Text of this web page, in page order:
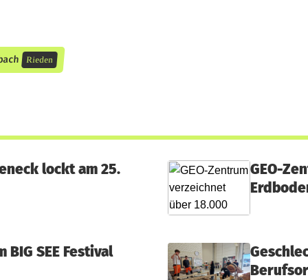
Rieden
lockt am 25.
GEO-
SEE Festival